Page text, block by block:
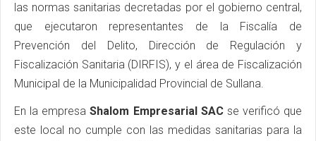
las normas sanitarias decretadas por el gobierno central,
que ejecutaron representantes de la Fiscalía de
Prevención del Delito, Dirección de Regulación y
Fiscalización Sanitaria (DIRFIS), y el área de Fiscalización
Municipal de la Municipalidad Provincial de Sullana.
En la empresaShalom Empresarial SACse verificó que
este local no cumple con las medidas sanitarias para la